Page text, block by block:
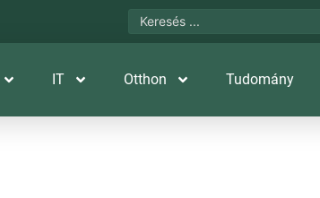
IT Otthon Tudomány